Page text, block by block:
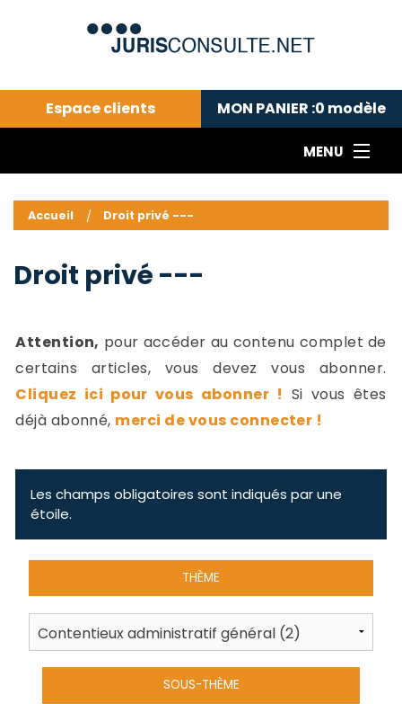
Espace clients MON PANIER :0 modèle
MENU
---Actualités du droit public---
Droit pénal---
Accueil Droit privé ---
Droit privé ---
Attention, pour accéder au contenu complet de
certains articles, vous devez vous abonner.
Cliquez ici pour vous abonner ! Si vous êtes
déjà abonné, merci de vous connecter !
Les champs obligatoires sont indiqués par une
étoile.
THÈME
SOUS-THÈME